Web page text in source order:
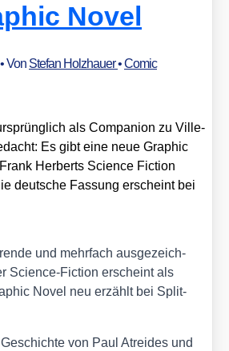
Novel
• Von Stefan Holzhauer•Comic
als Com­pa­n­ion zu Ville­
Es gibt eine neue Gra­phic
Her­berts Sci­ence Fic­tion
deut­sche Fas­sung erscheint bei
und mehr­fach aus­ge­zeich­
Sci­ence-Fic­tion erscheint als
Novel neu erzählt bei Split­
von Paul Atrei­des und